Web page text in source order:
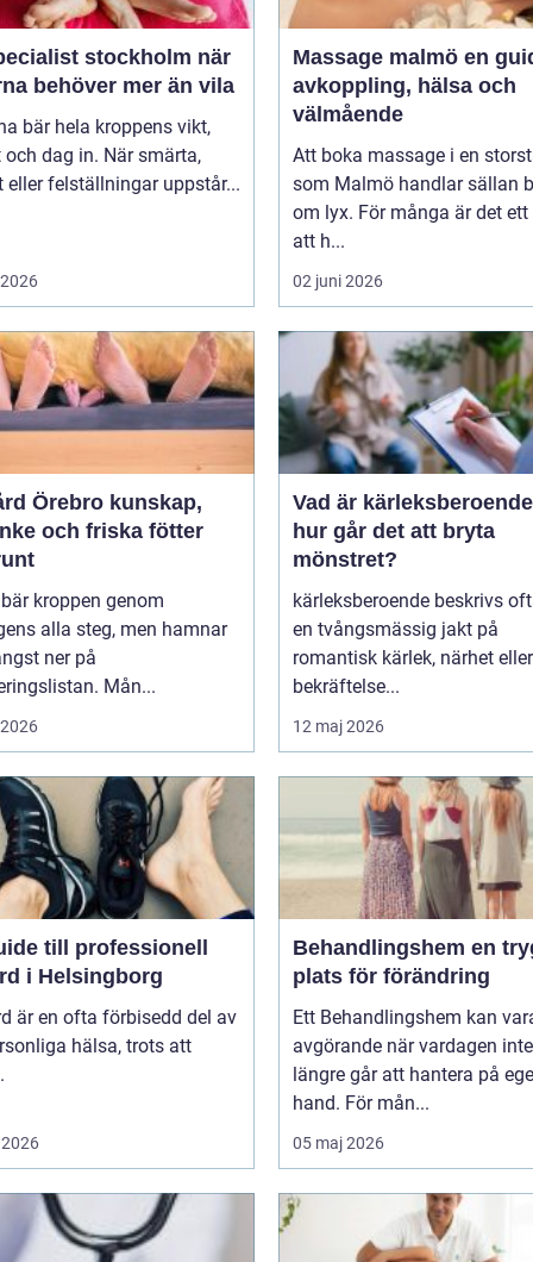
stockholm när
behöver mer än vila
bär hela kroppens vikt,
och dag in. När smärta,
eller felställningar uppstår...
Massage malmö en guide till
avkoppling, hälsa och
välmående
Att boka massage i en
som Malmö handlar sällan
om lyx. För många är det
att h...
02 juni 2026
kunskap,
och friska fötter
kroppen genom
alla steg, men hamnar
ner på
Mån...
Vad är kärleksberoende
hur går det att bryta
mönstret?
kärleksberoende beskrivs
en tvångsmässig jakt på
romantisk kärlek, närhet eller
bekräftelse...
12 maj 2026
till professionell
i Helsingborg
är en ofta förbisedd del av
hälsa, trots att
Behandlingshem en trygg
plats för förändring
Ett Behandlingshem kan
avgörande när vardagen inte
längre går att hantera på
hand. För mån...
05 maj 2026